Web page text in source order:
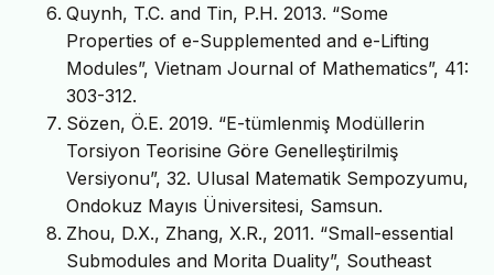
Quynh, T.C. and Tin, P.H. 2013. “Some
Properties of e-Supplemented and e-Lifting
Modules”, Vietnam Journal of Mathematics”, 41:
303-312.
Sözen, Ö.E. 2019. “E-tümlenmiş Modüllerin
Torsiyon Teorisine Göre Genelleştirilmiş
Versiyonu”, 32. Ulusal Matematik Sempozyumu,
Ondokuz Mayıs Üniversitesi, Samsun.
Zhou, D.X., Zhang, X.R., 2011. “Small-essential
Submodules and Morita Duality”, Southeast